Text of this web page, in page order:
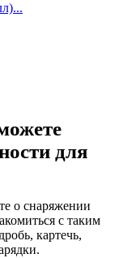
для
о снаряжении
с таким
картечь,